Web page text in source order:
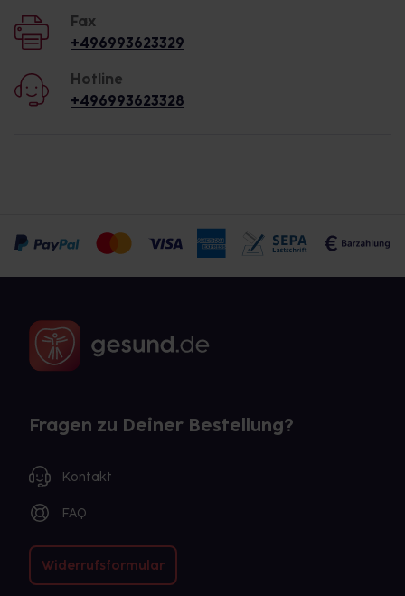
Fax
+496993623329
Hotline
+496993623328
Fragen zu Deiner Bestellung?
Kontakt
FAQ
Widerrufsformular